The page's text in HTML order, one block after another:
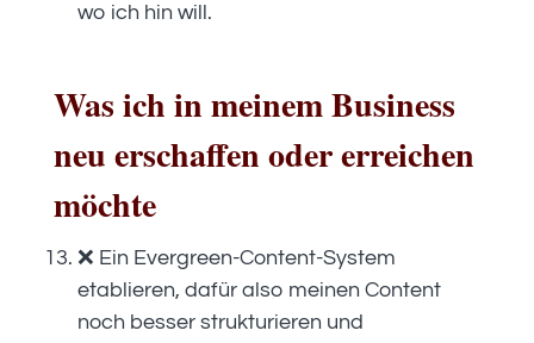
wo ich hin will.
Was ich in meinem Business
neu erschaffen oder erreichen
möchte
❌ Ein Evergreen-Content-System
etablieren, dafür also meinen Content
noch besser strukturieren und